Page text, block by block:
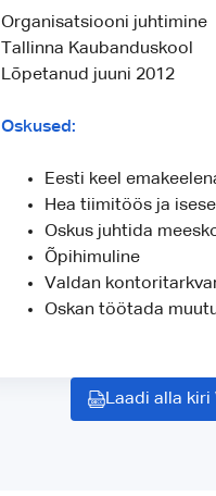
Organisatsiooni juhtimine
Tallinna Kaubanduskool
Lõpetanud juuni 2012
Oskused:
Eesti keel
Hea tiimitöös ja
Oskus juhtida
Õpihimuline
Valdan
Oskan töötada
Laadi alla kiri